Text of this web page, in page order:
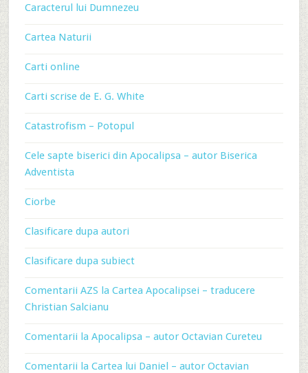
Caracterul lui Dumnezeu
Cartea Naturii
Carti online
Carti scrise de E. G. White
Catastrofism – Potopul
Cele sapte biserici din Apocalipsa – autor Biserica
Adventista
Ciorbe
Clasificare dupa autori
Clasificare dupa subiect
Comentarii AZS la Cartea Apocalipsei – traducere
Christian Salcianu
Comentarii la Apocalipsa – autor Octavian Cureteu
Comentarii la Cartea lui Daniel – autor Octavian